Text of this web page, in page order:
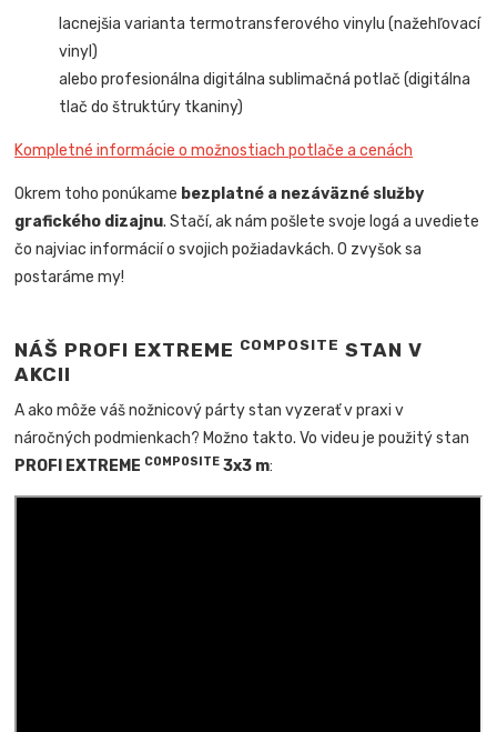
lacnejšia varianta termotransferového vinylu (nažehľovací
vinyl)
alebo profesionálna digitálna sublimačná potlač (digitálna
tlač do štruktúry tkaniny)
Kompletné informácie o možnostiach potlače a cenách
Okrem toho ponúkame bezplatné a nezáväzné služby
grafického dizajnu. Stačí, ak nám pošlete svoje logá a uvediete
čo najviac informácií o svojich požiadavkách. O zvyšok sa
postaráme my!
NÁŠ PROFI EXTREME COMPOSITE STAN V
AKCII
A ako môže váš nožnicový párty stan vyzerať v praxi v
náročných podmienkach? Možno takto. Vo videu je použitý stan
PROFI EXTREME COMPOSITE 3x3 m: